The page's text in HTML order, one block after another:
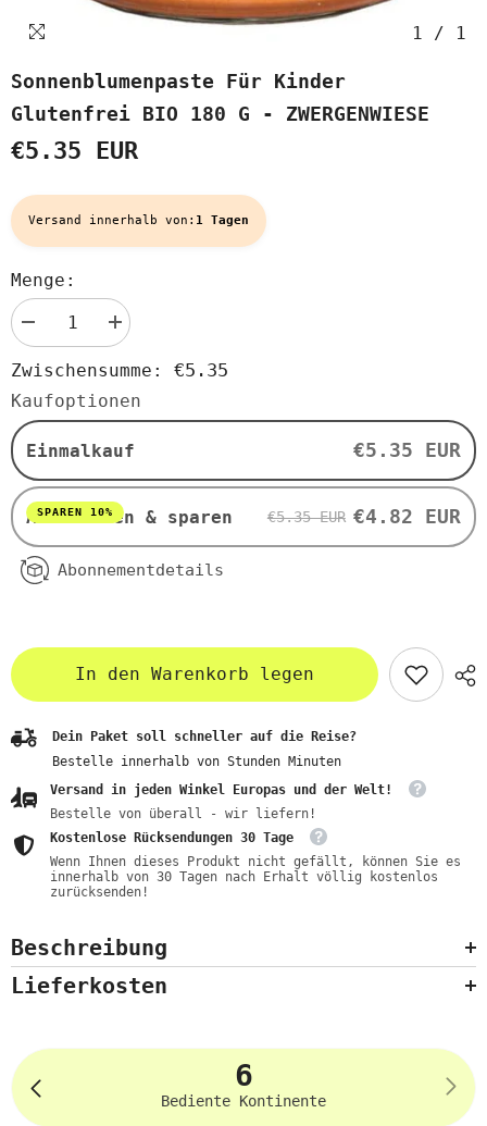
1 / 1
Sonnenblumenpaste Für Kinder
Glutenfrei BIO 180 G - ZWERGENWIESE
€5.35 EUR
Versand innerhalb von: 1 Tagen
Menge:
verringern
für
Sonnenblumenpaste
für
Kinder
glutenfrei
BIO
180
g
-
ZWERGENWIESE
Menge
erhöhen
Sonnenblumenpaste
für
Kinder
glutenfrei
BIO
180
g
-
ZWERGENWIESE
Zwischensumme: €5.35
Kaufoptionen
Einmalkauf €5.35 EUR
Abonnieren & sparen
SPAREN 10% €5.35 EUR €4.82 EUR
Abonnementdetails
In den Warenkorb legen
Dein Paket soll schneller auf die Reise?
Bestelle innerhalb von Stunden Minuten
Versand in jeden Winkel Europas und der Welt!
Bestelle von überall - wir liefern!
Kostenlose Rücksendungen 30 Tage
Wenn Ihnen dieses Produkt nicht gefällt, können Sie es
innerhalb von 30 Tagen nach Erhalt völlig kostenlos
zurücksenden!
Beschreibung
Lieferkosten
6
Bediente Kontinente